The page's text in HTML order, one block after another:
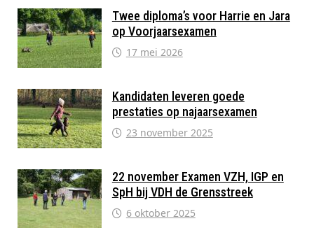
Twee diploma’s voor Harrie en Jara
op Voorjaarsexamen
17 mei 2026
Kandidaten leveren goede
prestaties op najaarsexamen
23 november 2025
22 november Examen VZH, IGP en
SpH bij VDH de Grensstreek
6 oktober 2025